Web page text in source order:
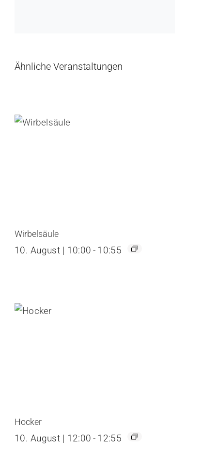
Ähnliche Veranstaltungen
Wirbelsäule
10. August | 10:00 - 10:55
Hocker
10. August | 12:00 - 12:55